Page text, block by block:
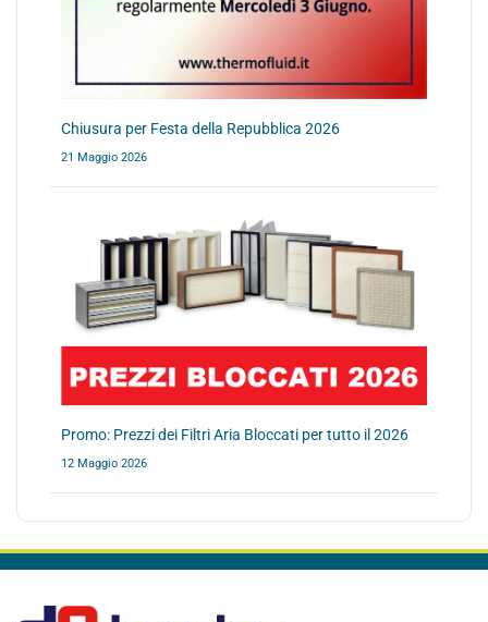
Chiusura per Festa della Repubblica 2026
21 Maggio 2026
Promo: Prezzi dei Filtri Aria Bloccati per tutto il 2026
12 Maggio 2026